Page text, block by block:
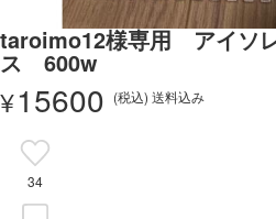
taroimo12様専用 アイソ
ス 600w
¥15600 (税込) 送料込み
34